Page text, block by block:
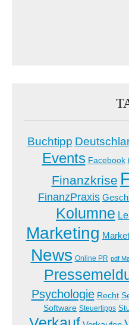
Buchtipp
Events Facebook
Finanzkrise
FinanzPraxis
Kolumne
Marketing
News Online PR pdf
Psychologie Recht
Software Steuertipps